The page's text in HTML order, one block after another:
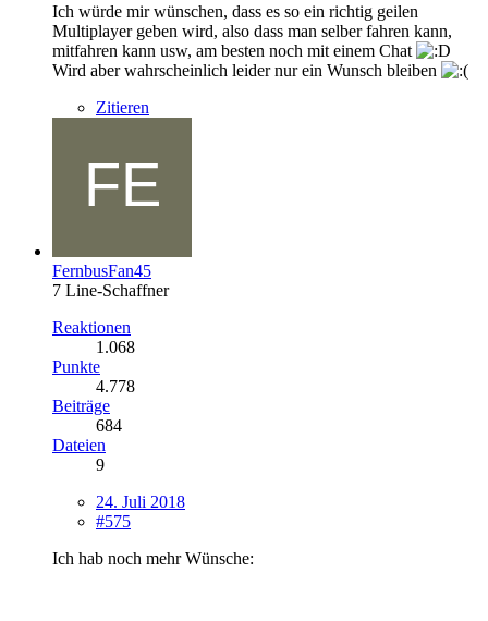
Ich würde mir wünschen, dass es so ein richtig geilen
Multiplayer geben wird, also dass man selber fahren kann,
mitfahren kann usw, am besten noch mit einem Chat
Wird aber wahrscheinlich leider nur ein Wunsch bleiben
Zitieren
FernbusFan45
7 Line-Schaffner
Reaktionen
1.068
Punkte
4.778
Beiträge
684
Dateien
9
24. Juli 2018
#575
Ich hab noch mehr Wünsche: